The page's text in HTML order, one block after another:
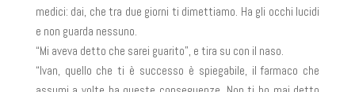
medici: dai, che tra due giorni ti dimettiamo. Ha gli occhi lucidi
e non guarda nessuno.
“Mi aveva detto che sarei guarito”, e tira su con il naso.
“Ivan, quello che ti è successo è spiegabile, il farmaco che